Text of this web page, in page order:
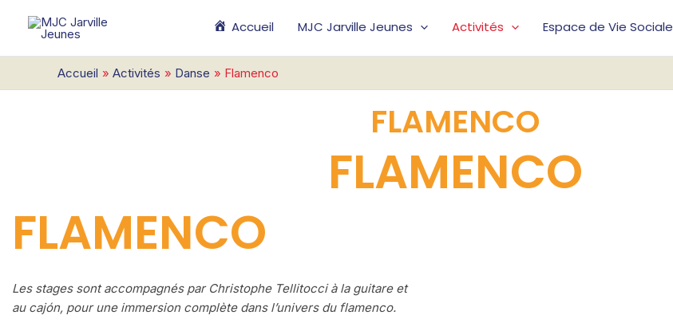
Accueil MJC Jarville Jeunes Activités Espace de Vie Sociale
Accueil Activités Danse Flamenco
FLAMENCO
FLAMENCO
FLAMENCO
Les stages sont accompagnés par Christophe Tellitocci à la guitare et
au cajón, pour une immersion complète dans l’univers du flamenco.